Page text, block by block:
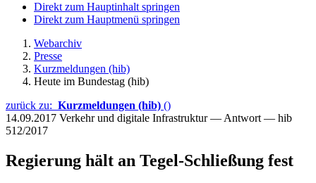
Direkt zum Hauptinhalt springen
Direkt zum Hauptmenü springen
Webarchiv
Presse
Kurzmeldungen (hib)
Heute im Bundestag (hib)
zurück zu: Kurzmeldungen (hib) ()
14.09.2017 Verkehr und digitale Infrastruktur — Antwort — hib
512/2017
Regierung hält an Tegel-Schließung fest